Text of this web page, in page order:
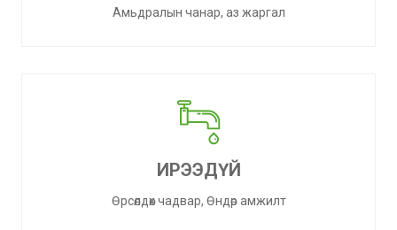
Амьдралын чанар, аз жаргал
ИРЭЭДҮЙ
Өрсөлдөх чадвар, Өндөр амжилт